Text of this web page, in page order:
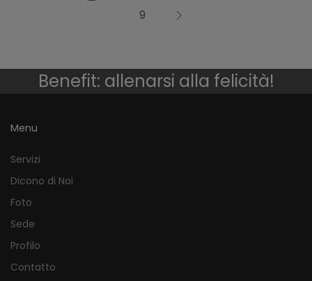
9
Benefit: allenarsi alla felicità!
Menu
Servizi
Dicono di Noi
Foto
Sede
Profilo
Contatto